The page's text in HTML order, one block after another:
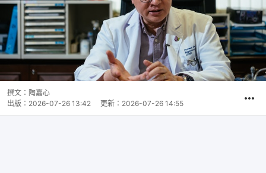
撰文： 陶嘉心
出版： 2026-07-26 13:42 更新： 2026-07-26 14:55